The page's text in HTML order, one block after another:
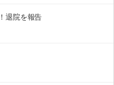
退院を報告